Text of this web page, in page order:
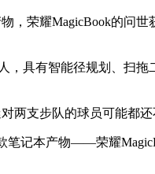
荣耀MagicBook的问世
具有智能径规划、扫拖
支步队的球员可能都还
记本产物——荣耀